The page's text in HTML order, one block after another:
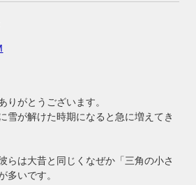
りがとうございます。
雪が解けた時期になると急に増えてき
らは大昔と同じくなぜか「三角の小さ
多いです。